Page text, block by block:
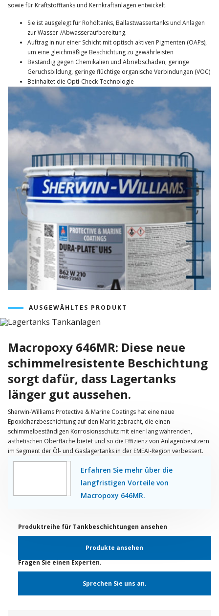
sowie für Kraftstofftanks und Kernkraftanlagen entwickelt.
Sie ist ausgelegt für Rohöltanks, Ballastwassertanks und Anlagen
zur Wasser-/Abwasseraufbereitung.
Auftrag in nur einer Schicht mit optisch aktiven Pigmenten (OAPs),
um eine gleichmäßige Beschichtung zu gewährleisten
Beständig gegen Chemikalien und Abriebschäden, geringe
Geruchsbildung, geringe flüchtige organische Verbindungen (VOC)
Beinhaltet die Opti-Check-Technologie
AUSGEWÄHLTES PRODUKT
Macropoxy 646MR: Diese neue
schimmelresistente Beschichtung
sorgt dafür, dass Lagertanks
länger gut aussehen.
Sherwin-Williams Protective & Marine Coatings hat eine neue
Epoxidharzbeschichtung auf den Markt gebracht, die einen
schimmelbeständigen Korrosionsschutz mit einer lang währenden,
ästhetischen Oberfläche bietet und so die Effizienz von Anlagenbesitzern
im Segment der Öl- und Gaslagertanks in der EMEAI-Region verbessert.
Erfahren Sie mehr über die
langfristigen Vorteile von
Macropoxy 646MR.
Produktreihe für Tankbeschichtungen ansehen
Produkte ansehen
Fragen Sie einen Experten.
Sprechen Sie uns an.